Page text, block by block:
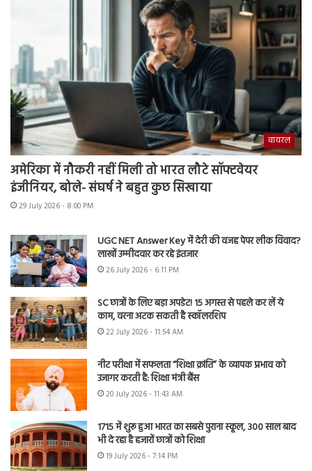
वायरल
अमेरिका में नौकरी नहीं मिली तो भारत लौटे सॉफ्टवेयर
इंजीनियर, बोले- संघर्ष ने बहुत कुछ सिखाया
29 July 2026 - 8:00 PM
UGC NET Answer Key में देरी की वजह पेपर लीक विवाद?
लाखों उम्मीदवार कर रहे इंतजार
26 July 2026 - 6:11 PM
SC छात्रों के लिए बड़ा अपडेट! 15 अगस्त से पहले कर लें ये
काम, वरना अटक सकती है स्कॉलरशिप
22 July 2026 - 11:54 AM
नीट परीक्षा में सफलता “शिक्षा क्रांति” के व्यापक प्रभाव को
उजागर करती है: शिक्षा मंत्री बैंस
20 July 2026 - 11:43 AM
1715 में शुरू हुआ भारत का सबसे पुराना स्कूल, 300 साल बाद
भी दे रहा है हजारों छात्रों को शिक्षा
19 July 2026 - 7:14 PM